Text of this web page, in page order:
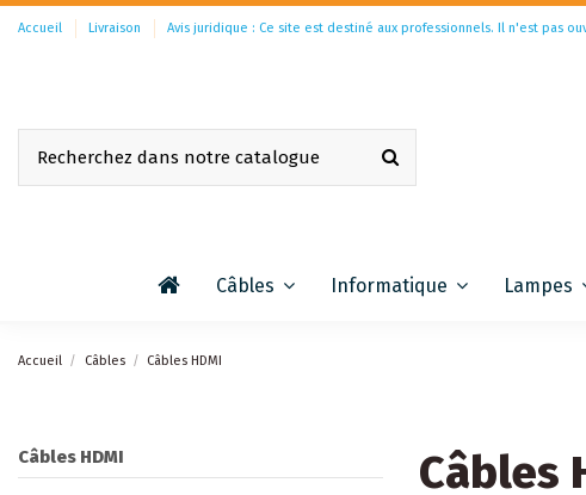
Accueil Livraison Avis juridique : Ce site est destiné aux professionnels. Il n'est pas
Câbles Informatique Lampes
Accueil Câbles Câbles HDMI
Câbles
Câbles HDMI